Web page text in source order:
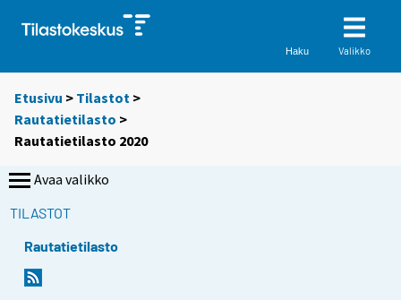
Haku Valikko
Etusivu > Tilastot >
Rautatietilasto >
Rautatietilasto 2020
Avaa valikko
TILASTOT
Rautatietilasto